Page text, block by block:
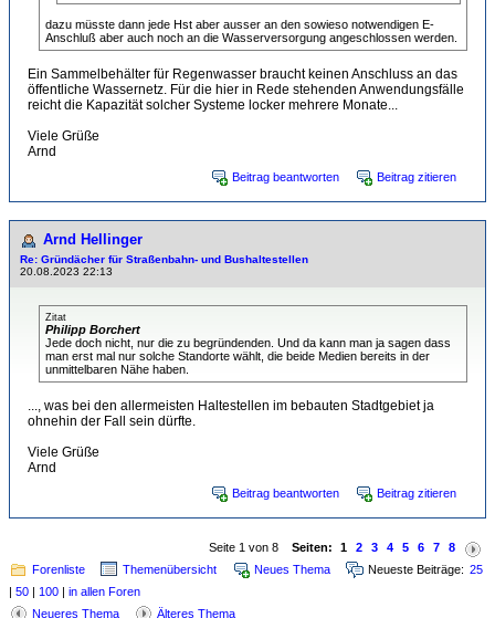
dazu müsste dann jede Hst aber ausser an den sowieso notwendigen E-
Anschluß aber auch noch an die Wasserversorgung angeschlossen werden.
Ein Sammelbehälter für Regenwasser braucht keinen Anschluss an das
öffentliche Wassernetz. Für die hier in Rede stehenden Anwendungsfälle
reicht die Kapazität solcher Systeme locker mehrere Monate...
Viele Grüße
Arnd
Beitrag beantworten Beitrag zitieren
Arnd Hellinger
Re: Gründächer für Straßenbahn- und Bushaltestellen
20.08.2023 22:13
Zitat
Philipp Borchert
Jede doch nicht, nur die zu begründenden. Und da kann man ja sagen dass
man erst mal nur solche Standorte wählt, die beide Medien bereits in der
unmittelbaren Nähe haben.
..., was bei den allermeisten Haltestellen im bebauten Stadtgebiet ja
ohnehin der Fall sein dürfte.
Viele Grüße
Arnd
Beitrag beantworten Beitrag zitieren
Seite 1 von 8 Seiten: 1 2 3 4 5 6 7
8
Forenliste
Themenübersicht Neues Thema Neueste Beiträge: 25
50 100
in allen Foren
Neueres Thema
Älteres Thema